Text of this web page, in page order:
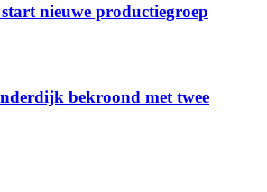
nieuwe productiegroep
bekroond met twee